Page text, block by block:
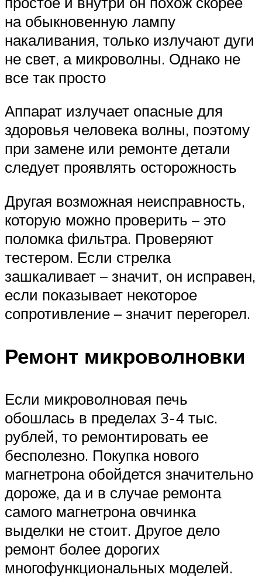
на обыкновенную лампу
накаливания, только излучают дуги
не свет, а микроволны. Однако не
все так просто
Аппарат излучает опасные для
здоровья человека волны, поэтому
при замене или ремонте детали
следует проявлять осторожность
Другая возможная неисправность,
которую можно проверить – это
поломка фильтра. Проверяют
тестером. Если стрелка
зашкаливает – значит, он исправен,
если показывает некоторое
сопротивление – значит перегорел.
Ремонт микроволновки
Если микроволновая печь
обошлась в пределах 3-4 тыс.
рублей, то ремонтировать ее
бесполезно. Покупка нового
магнетрона обойдется значительно
дороже, да и в случае ремонта
самого магнетрона овчинка
выделки не стоит. Другое дело
ремонт более дорогих
многофункциональных моделей.